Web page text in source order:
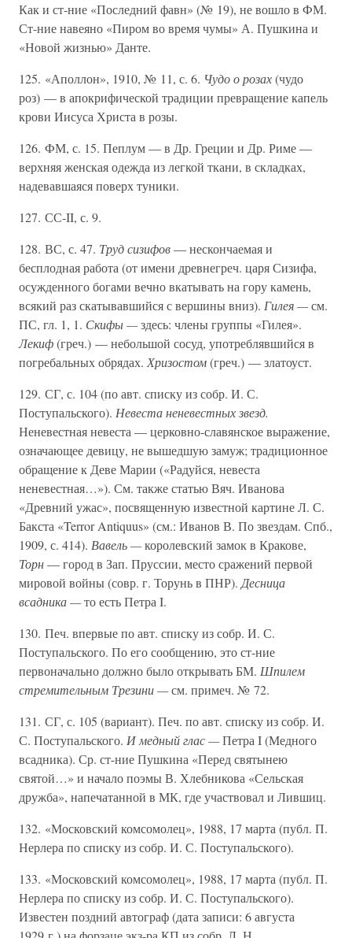
Как и ст-ние «Последний фавн» (№ 19), не вошло в ФМ.
Ст-ние навеяно «Пиром во время чумы» А. Пушкина и
«Новой жизнью» Данте.
125. «Аполлон», 1910, № 11, с. 6. Чудо о розах(чудо
роз) — в апокрифической традиции превращение капель
крови Иисуса Христа в розы.
126. ФМ, с. 15. Пеплум — в Др. Греции и Др. Риме —
верхняя женская одежда из легкой ткани, в складках,
надевавшаяся поверх туники.
127. СС-II, с. 9.
128. ВС, с. 47. Труд сизифов— нескончаемая и
бесплодная работа (от имени древнегреч. царя Сизифа,
осужденного богами вечно вкатывать на гору камень,
всякий раз скатывавшийся с вершины вниз). Гилея —см.
ПС, гл. 1, 1. Скифы —здесь: члены группы «Гилея».
Лекиф(греч.) — небольшой сосуд, употреблявшийся в
погребальных обрядах. Хризостом(греч.) — златоуст.
129. СГ, с. 104 (по авт. списку из собр. И. С.
Поступальского). Невеста неневестных звезд.
Неневестная невеста — церковно-славянское выражение,
означающее девицу, не вышедшую замуж; традиционное
обращение к Деве Марии («Радуйся, невеста
неневестная…»). См. также статью Вяч. Иванова
«Древний ужас», посвященную известной картине Л. С.
Бакста «Terror Antiquus» (см.: Иванов В. По звездам. Спб.,
1909, с. 414). Вавель —королевский замок в Кракове,
Торн— город в Зап. Пруссии, место сражений первой
мировой войны (совр. г. Торунь в ПНР). Десница
всадника —то есть Петра I.
130. Печ. впервые по авт. списку из собр. И. С.
Поступальского. По его сообщению, это ст-ние
первоначально должно было открывать БМ. Шпилем
стремительным Трезини —см. примеч. № 72.
131. СГ, с. 105 (вариант). Печ. по авт. списку из собр. И.
С. Поступальского. И медный глас —Петра I (Медного
всадника). Ср. ст-ние Пушкина «Перед святынею
святой…» и начало поэмы В. Хлебникова «Сельская
дружба», напечатанной в МК, где участвовал и Лившиц.
132. «Московский комсомолец», 1988, 17 марта (публ. П.
Нерлера по списку из собр. И. С. Поступальского).
133. «Московский комсомолец», 1988, 17 марта (публ. П.
Нерлера по списку из собр. И. С. Поступальского).
Известен поздний автограф (дата записи: 6 августа